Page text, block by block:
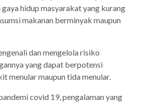
hidup masyarakat yang kurang
makanan berminyak maupun
dan mengelola risiko
yang dapat berpotensi
menular maupun tida menular.
covid 19, pengalaman yang